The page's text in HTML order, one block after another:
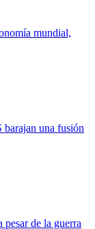
mundial,
barajan una fusión
de la guerra